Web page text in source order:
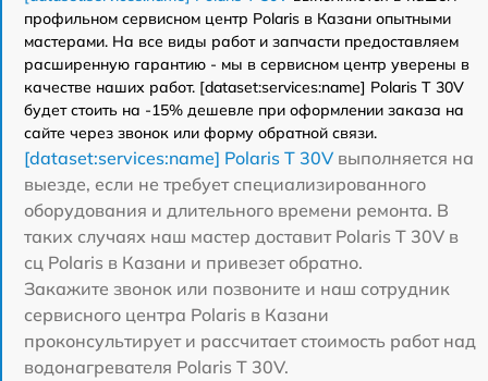
профильном сервисном центр Polaris в Казани опытными
мастерами. На все виды работ и запчасти предоставляем
расширенную гарантию - мы в сервисном центр уверены в
качестве наших работ. [dataset:services:name] Polaris T 30V
будет стоить на -15% дешевле при оформлении заказа на
сайте через звонок или форму обратной связи.
[dataset:services:name] Polaris T 30V выполняется на
выезде, если не требует специализированного
оборудования и длительного времени ремонта. В
таких случаях наш мастер доставит Polaris T 30V в
сц Polaris в Казани и привезет обратно.
Закажите звонок или позвоните и наш сотрудник
сервисного центра Polaris в Казани
проконсультирует и рассчитает стоимость работ над
водонагревателя Polaris T 30V.